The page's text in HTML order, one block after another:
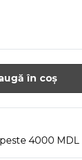
în coș
4000 MDL